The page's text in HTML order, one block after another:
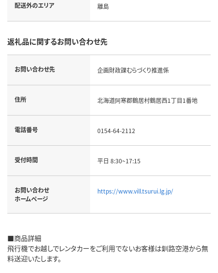
配送外のエリア 離島
返礼品に関するお問い合わせ先
お問い合わせ先 企画財政課むらづくり推進係
住所 北海道阿寒郡鶴居村鶴居西1丁目1番地
電話番号 0154-64-2112
受付時間 平日 8:30~17:15
お問い合わせ
ホームページ
https://www.vill.tsurui.lg.jp/
■商品詳細
飛行機でお越しでレンタカーをご利用でないお客様は釧路空港から無
料送迎いたします。